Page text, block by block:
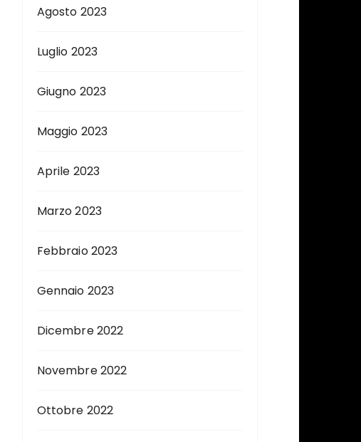
Agosto 2023
Luglio 2023
Giugno 2023
Maggio 2023
Aprile 2023
Marzo 2023
Febbraio 2023
Gennaio 2023
Dicembre 2022
Novembre 2022
Ottobre 2022